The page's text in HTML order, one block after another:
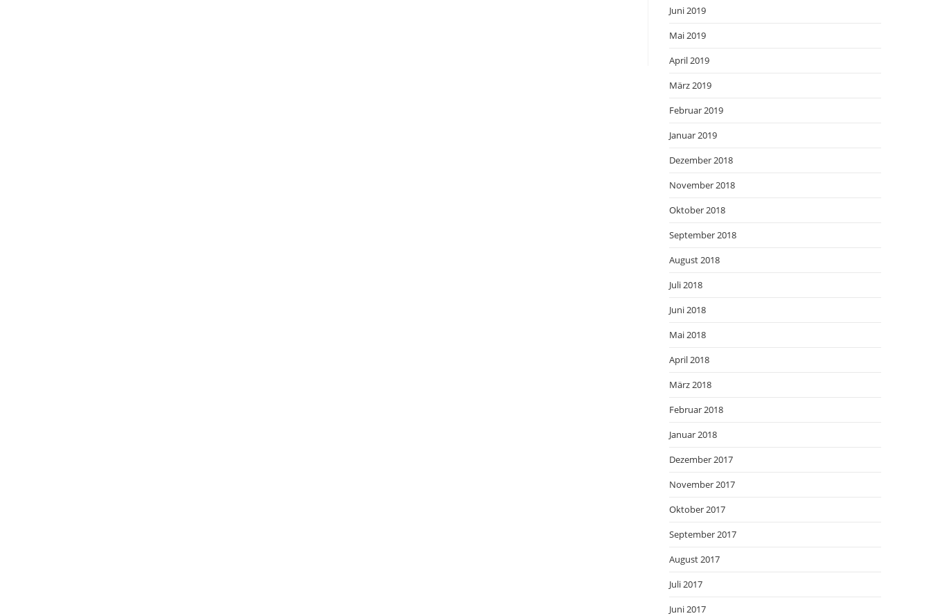
Juni 2019
Mai 2019
April 2019
März 2019
Februar 2019
Januar 2019
Dezember 2018
November 2018
Oktober 2018
September 2018
August 2018
Juli 2018
Juni 2018
Mai 2018
April 2018
März 2018
Februar 2018
Januar 2018
Dezember 2017
November 2017
Oktober 2017
September 2017
August 2017
Juli 2017
Juni 2017